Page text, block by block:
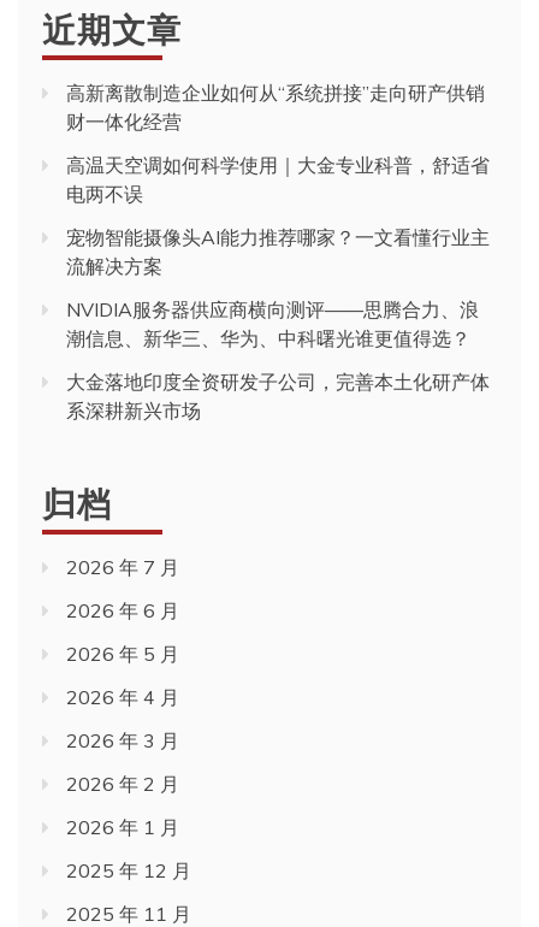
近期文章
高新离散制造企业如何从“系统拼接”走向研产供销
财一体化经营
高温天空调如何科学使用｜大金专业科普，舒适省
电两不误
宠物智能摄像头AI能力推荐哪家？一文看懂行业主
流解决方案
NVIDIA服务器供应商横向测评——思腾合力、浪
潮信息、新华三、华为、中科曙光谁更值得选？
大金落地印度全资研发子公司，完善本土化研产体
系深耕新兴市场
归档
2026 年 7 月
2026 年 6 月
2026 年 5 月
2026 年 4 月
2026 年 3 月
2026 年 2 月
2026 年 1 月
2025 年 12 月
2025 年 11 月